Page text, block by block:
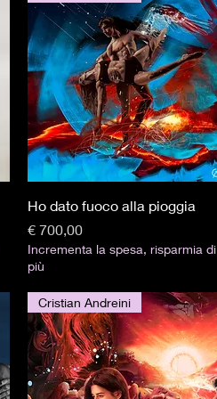
Visualização rápida
Ho dato fuoco alla pioggia
Preço
€ 700,00
Incrementa la spesa, risparmia di
più
Cristian Andreini